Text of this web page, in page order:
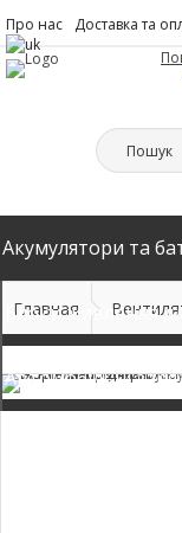
Про нас Доставка та
Акумулятори та
Блоки живлення
Автомобільні
Главная